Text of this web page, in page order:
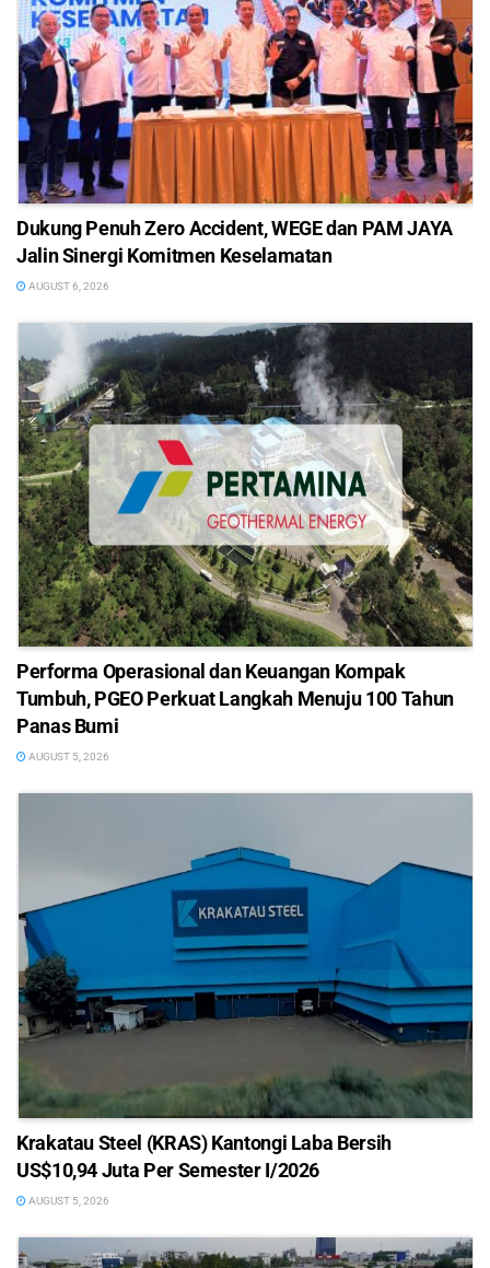
Dukung Penuh Zero Accident, WEGE dan PAM JAYA
Jalin Sinergi Komitmen Keselamatan
AUGUST 6, 2026
Performa Operasional dan Keuangan Kompak
Tumbuh, PGEO Perkuat Langkah Menuju 100 Tahun
Panas Bumi
AUGUST 5, 2026
Krakatau Steel (KRAS) Kantongi Laba Bersih
US$10,94 Juta Per Semester I/2026
AUGUST 5, 2026